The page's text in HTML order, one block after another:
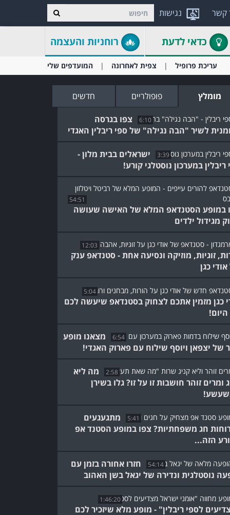
נגישות קשר
כדאי לדעת רוחניות והעצמה
עריכת פרופיל צפית לאחרונה המועדפים שלי
מומלץ פופולריים חדשים
6:10
צפו בגרסה
לשיר "הבה נגילה" של ספי ריבלין האגדי
3:39
ישראלים בבית מלון -
ריבלין במערכון נוסטלגי קורע!
54:51
במופע הסטנדאפ המלא של האישה שעושה
מגידול ילדים
12:03
זוגיות, מוזיקה ונסיעה אחת - סטנדאפ ענק
כגן
5:04
כגן מזמין אתכם לצחוק בסטנדאפ שיעשה לכם
6:54
מצאנו מופע
של יצפאן ויוסף שילוח עם פארוק האגדי!
2:58
מה ליא
ומרים זוהר חושבות זו על זו? גלו בשירן
5:41
מתגעגעים
חג משפחתיות? צפו במופע הסטנד אפ
הזה...
54:14
חזרו אחורה בזמן עם
נוסטלגית ונדירה של יגאל בשן האהוב
1:46:20
לספי ריבלין" - מופע מלא שיזכיר לכם